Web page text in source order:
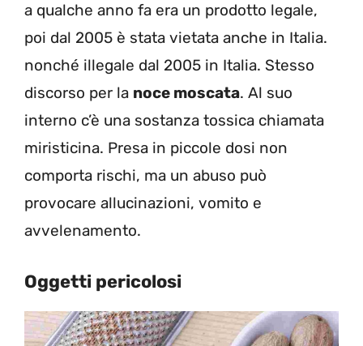
a qualche anno fa era un prodotto legale,
poi dal 2005 è stata vietata anche in Italia.
nonché illegale dal 2005 in Italia. Stesso
discorso per la noce moscata. Al suo
interno c’è una sostanza tossica chiamata
miristicina. Presa in piccole dosi non
comporta rischi, ma un abuso può
provocare allucinazioni, vomito e
avvelenamento.
Oggetti pericolosi